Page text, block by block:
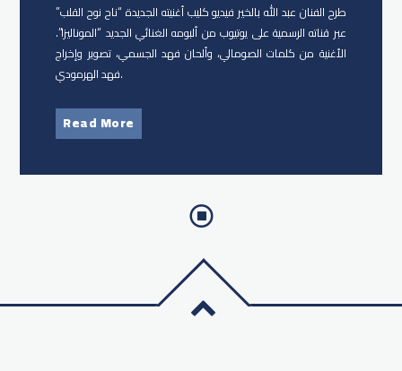
طرح الفنان عبد الله بالخير​ فيديو كليب أغنيته الجديدة “ناح نوح القلب”
عبر قناته الرسمية على يوتيوب من ألبومه الغنائي الجديد “الموناليزا”.
الأغنية من كلمات الصومالي، وألحان فهد الجسمي، تصوير وإخراج
فهد الهرمودي.
Read More